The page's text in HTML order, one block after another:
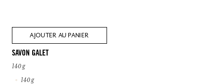
AJOUTER AU PANIER
SAVON GALET
140 g
140 g